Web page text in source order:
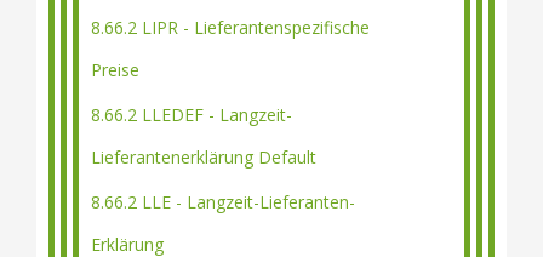
8.66.2 LIPR - Lieferantenspezifische
Preise
8.66.2 LLEDEF - Langzeit-
Lieferantenerklärung Default
8.66.2 LLE - Langzeit-Lieferanten-
Erklärung